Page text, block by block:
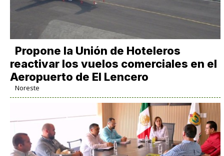
Propone la Unión de Hoteleros
reactivar los vuelos comerciales en el
Aeropuerto de El Lencero
Noreste